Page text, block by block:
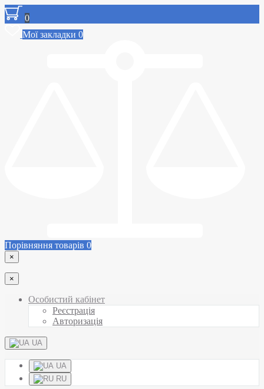
0
Мої закладки 0
Порівняння товарів 0
×
×
Особистий кабінет
Реєстрація
Авторизація
UA
UA
RU